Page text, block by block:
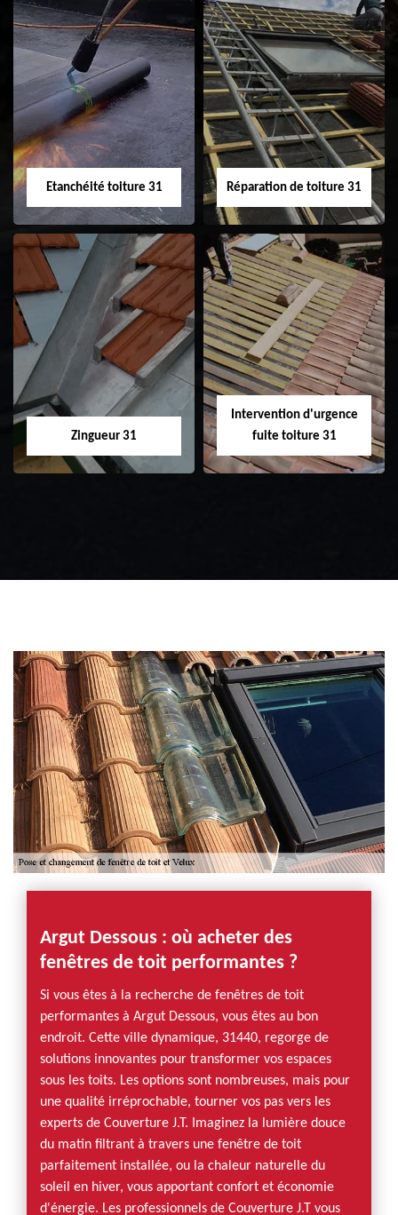
Peinture sur tuile
31
Nettoyage
demoussage de
toiture 31
Etanchéité toiture 31
Etanchéité toiture
31
Réparation de toiture 31
Réparation de
toiture 31
Zingueur 31
Intervention d'urgence
fuite toiture 31
Argut Dessous : où acheter des
fenêtres de toit performantes ?
Si vous êtes à la recherche de fenêtres de toit
performantes à Argut Dessous, vous êtes au bon
endroit. Cette ville dynamique, 31440, regorge de
solutions innovantes pour transformer vos espaces
sous les toits. Les options sont nombreuses, mais pour
une qualité irréprochable, tourner vos pas vers les
experts de Couverture J.T. Imaginez la lumière douce
du matin filtrant à travers une fenêtre de toit
parfaitement installée, ou la chaleur naturelle du
soleil en hiver, vous apportant confort et économie
d'énergie. Les professionnels de Couverture J.T vous